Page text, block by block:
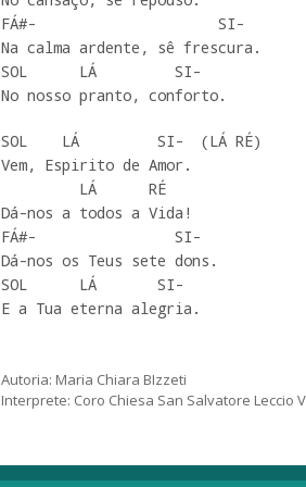
FÁ#-                     SI-
Na calma ardente, sê frescura.
SOL      LÁ         SI-
No nosso pranto, conforto.
SOL    LÁ         SI-  (LÁ RÉ)
Vem, Espirito de Amor.
Dá-nos a todos a Vida!
FÁ#-                SI-
Dá-nos os Teus sete dons.
SOL      LÁ       SI-
E a Tua eterna alegria.
Autoria: Maria Chiara BIzzeti
Interprete: Coro Chiesa San Salvatore Leccio